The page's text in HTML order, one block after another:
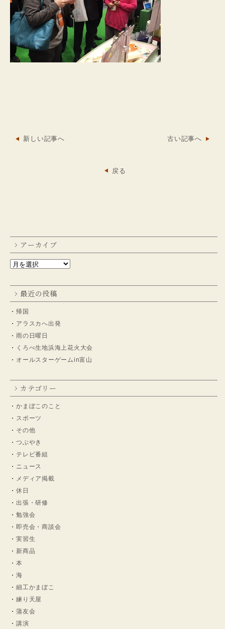
新しい記事へ 古い記事へ
戻る
アーカイブ
最近の投稿
帰国
アラスカへ出発
雨の日曜日
くろべ生地浜海上花火大会
オールスターゲームin富山
カテゴリー
かまぼこのこと
スポーツ
その他
つぶやき
テレビ番組
ニュース
メディア掲載
休日
出張・研修
勉強会
即売会・商談会
実習生
新商品
本
海
細工かまぼこ
練り天屋
蒲友会
講演